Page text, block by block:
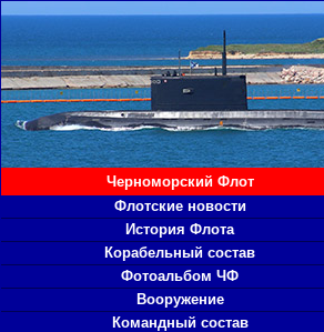
Черноморский Флот
Флотские новости
История Флота
Корабельный состав
Фотоальбом ЧФ
Вооружение
Командный состав